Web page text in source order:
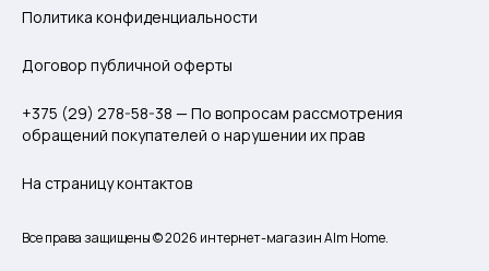
Политика конфиденциальности
Договор публичной оферты
+375 (29) 278-58-38 — По вопросам рассмотрения
обращений покупателей о нарушении их прав
На страницу контактов
Все права защищены © 2026 интернет-магазин Alm Home.